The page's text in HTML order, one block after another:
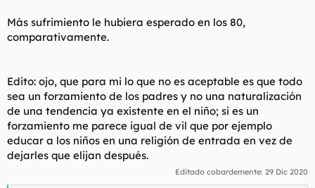
Más sufrimiento le hubiera esperado en los 80,
comparativamente.
Edito: ojo, que para mi lo que no es aceptable es que todo
sea un forzamiento de los padres y no una naturalización
de una tendencia ya existente en el niño; si es un
forzamiento me parece igual de vil que por ejemplo
educar a los niños en una religión de entrada en vez de
dejarles que elijan después.
Editado cobardemente: 29 Dic 2020